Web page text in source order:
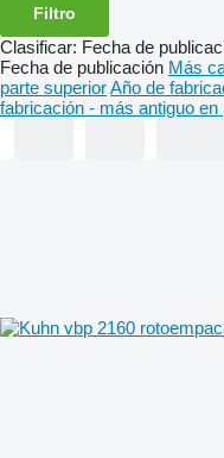
Filtro
Clasificar: Fecha de
Fecha de publicación Más
parte superiorAño de
fabricación - más antiguo en